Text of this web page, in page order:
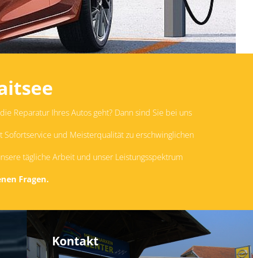
Reparatur Ihres Autos geht? Dann sind Sie bei uns
und Meisterqualität zu erschwinglichen
tägliche Arbeit und unser Leistungsspektrum
Fragen.
Kontakt